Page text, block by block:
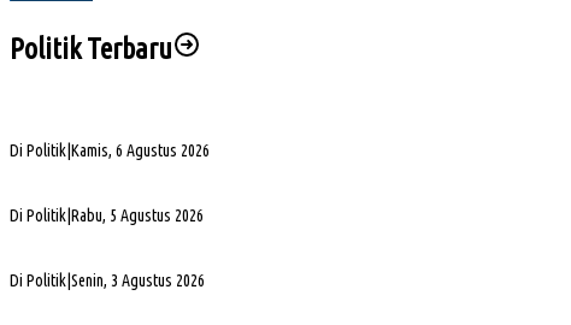
Politik Terbaru
Di Politik Kamis, 6 Agustus 2026
Di Politik Rabu, 5 Agustus 2026
Di Politik Senin, 3 Agustus 2026